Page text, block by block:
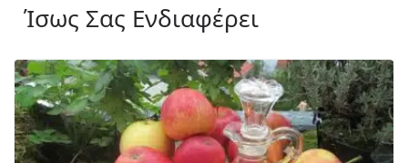
Ίσως Σας Ενδιαφέρει